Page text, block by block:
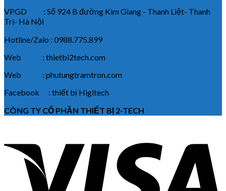
VPGD : Số 924 B đường Kim Giang - Thanh Liệt- Thanh
Trì- Hà Nội
Hotline/Zalo : 0988.775.899
Web : thietbi2tech.com
Web : phutungtramtron.com
Facebook : thiết bị Higitech
CÔNG TY CỔ PHẦN THIẾT BỊ 2-TECH